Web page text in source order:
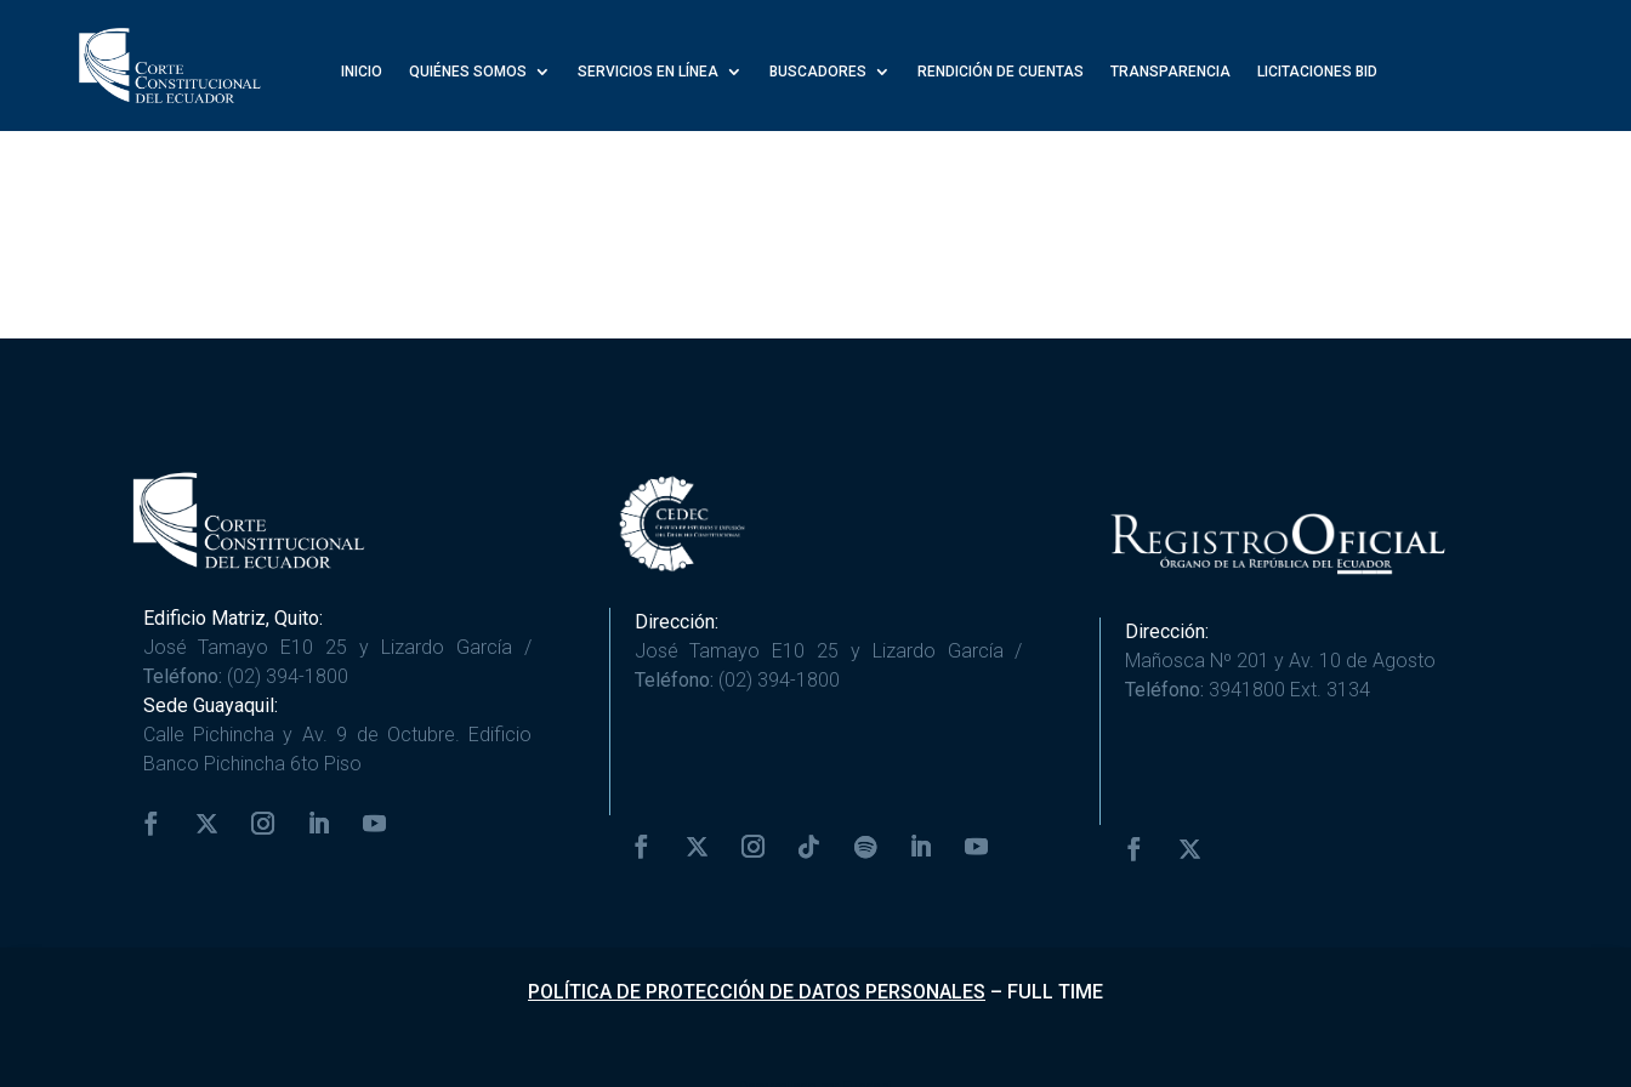
INICIO QUIÉNES SOMOS SERVICIOS EN LÍNEA BUSCADORES RENDICIÓN DE CUENTAS TRANSPARENCIA LICITACIONES BID
Edificio Matriz, Quito:
José Tamayo E10 25 y Lizardo García /
Teléfono: (02) 394-1800
Sede Guayaquil:
Calle Pichincha y Av. 9 de Octubre. Edificio
Banco Pichincha 6to Piso
Dirección:
José Tamayo E10 25 y Lizardo García /
Teléfono: (02) 394-1800
Dirección:
Mañosca Nº 201 y Av. 10 de Agosto
Teléfono: 3941800 Ext. 3134
POLÍTICA DE PROTECCIÓN DE DATOS PERSONALES – FULL TIME